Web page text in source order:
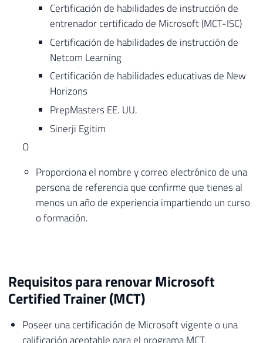
Certificación de habilidades de instrucción de
entrenador certificado de Microsoft (MCT-ISC)
Certificación de habilidades de instrucción de
Netcom Learning
Certificación de habilidades educativas de New
Horizons
PrepMasters EE. UU.
Sinerji Egitim
O
Proporciona el nombre y correo electrónico de una
persona de referencia que confirme que tienes al
menos un año de experiencia impartiendo un curso
o formación.
Requisitos para renovar Microsoft
Certified Trainer (MCT)
Poseer una certificación de Microsoft vigente o una
calificación aceptable para el programa MCT.